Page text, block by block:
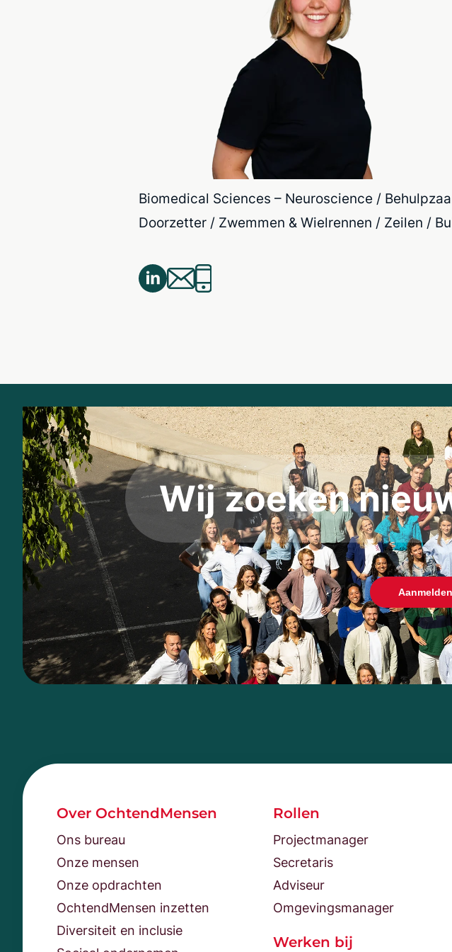
Biomedical Sciences – Neuroscience /
Doorzetter / Zwemmen & Wielrennen / Zeilen /
Wij zoeken
Over OchtendMensen
Ons bureau
Onze mensen
Onze opdrachten
OchtendMensen inzetten
Diversiteit en inclusie
Rollen
Projectmanager
Secretaris
Adviseur
Omgevingsmanager
Werken bij